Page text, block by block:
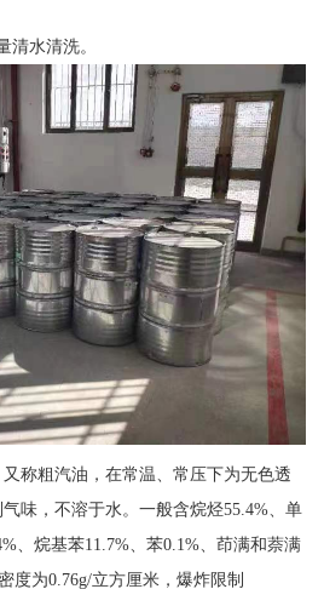
清水清洗。
称粗汽油，在常温、常压下为无色透
味，不溶于水。一般含烷烃55.4%、单
、烷基苯11.7%、苯0.1%、茚满和萘满
度为0.76g/立方厘米，爆炸限制